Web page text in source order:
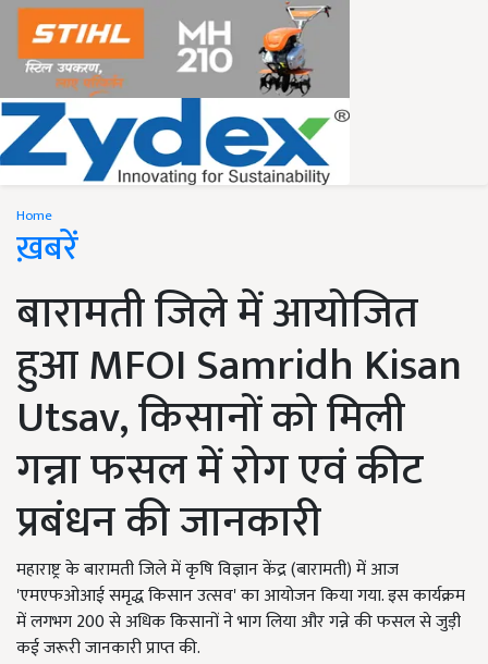
Home
ख़बरें
बारामती जिले में आयोजित
हुआ MFOI Samridh Kisan
Utsav, किसानों को मिली
गन्ना फसल में रोग एवं कीट
प्रबंधन की जानकारी
महाराष्ट्र के बारामती जिले में कृषि विज्ञान केंद्र (बारामती) में आज
'एमएफओआई समृद्ध किसान उत्सव' का आयोजन किया गया. इस कार्यक्रम
में लगभग 200 से अधिक किसानों ने भाग लिया और गन्ने की फसल से जुड़ी
कई जरूरी जानकारी प्राप्त की.